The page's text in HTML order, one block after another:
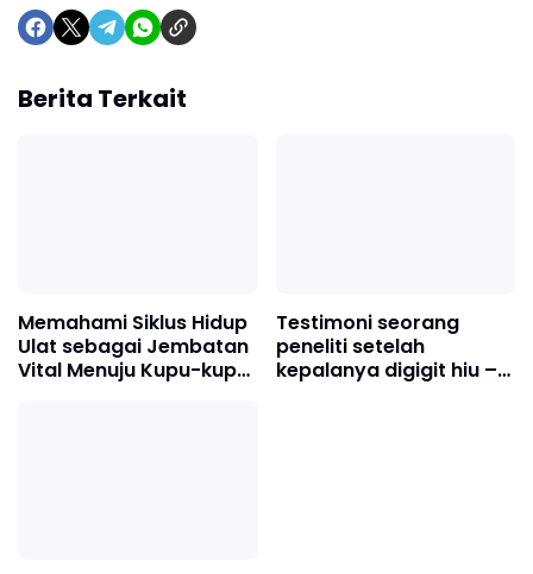
Berita Terkait
Memahami Siklus Hidup
Ulat sebagai Jembatan
Vital Menuju Kupu-kupu
Testimoni seorang
peneliti setelah
kepalanya digigit hiu –